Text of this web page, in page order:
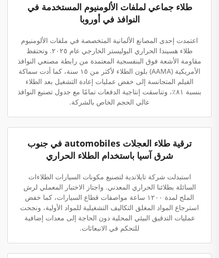
طلاء جماعي لملفات الألومنيوم المستخدمة في
النوافذ في أوروبا
اعتمدت إحدى المصانع الألمانية المتخصصة في ملفات الألومنيوم
طلاء هسيندا الحراري البوليستر الخارجي عام ٢٠٢٥. وتحتفظ
مقاومة الأشعة فوق البنفسجية المعتمدة من رابطة مصنعي النوافذ
الأمريكية (AAMA) بلون الطلاء لأكثر من ١٥ سنة، كما أدت سماكة
الفيلم المتجانسة إلى خفض عمليات إعادة التشغيل بعد الطلاء
بنسبة ٨١٪، وتناسقت إنتاجية الدفعات تمامًا مع جدول تصنيع النوافذ
عالي الحجم الخاص بالشركة.
ترقية طلاء العجلات automobiles في جنوب
شرق آسيا باستخدام الطلاء الحراري
استبدلت شركة تايلاندية لتصنيع مكونات السيارات الطلاءات
السائلة بطلائنا الحراري المعدني. واجتاز الاختبار المعملي لرش
الملح لمدة ١٢٠٠ ساعة مواصفات قطاع السيارات، كما خفض
استرجاع المواد المغلق التكاليف التشغيلية للمواد الأولية، ونجحت
عمليات التدقيق البيئي المحلية دون الحاجة إلى معدات إضافية
للتحكم في الانبعاثات.